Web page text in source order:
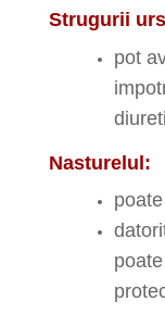
Strugurii
pot
Nasturelul: